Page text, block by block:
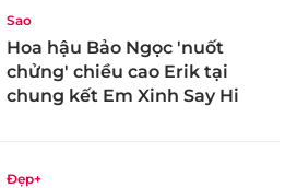
Sao
Hoa hậu Bảo Ngọc 'nuốt
chửng' chiều cao Erik tại
chung kết Em Xinh Say Hi
Đẹp+